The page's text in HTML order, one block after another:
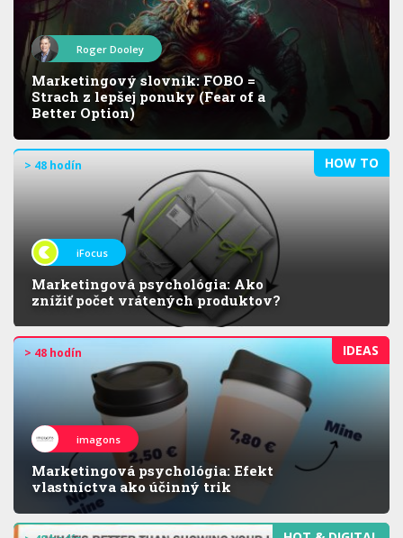
Roger Dooley
Marketingový slovník: FOBO =
Strach z lepšej ponuky (Fear of a
Better Option)
HOW TO
> 48 hodín
iFocus
Marketingová psychológia: Ako
znížiť počet vrátených produktov?
IDEAS
> 48 hodín
imagons
Marketingová psychológia: Efekt
vlastníctva ako účinný trik